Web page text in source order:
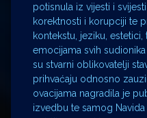
potisnula iz vijesti i
korektnosti i korupciji te
kontekstu, jeziku,
emocijama svih
su stvarni oblikovatelji
prihvaćaju odnosno
ovacijama nagradila je
izvedbu te samog